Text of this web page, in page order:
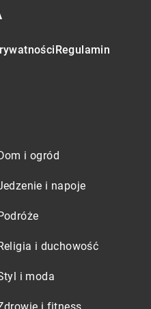
Regulamin
i ogród
i napoje
i duchowość
i moda